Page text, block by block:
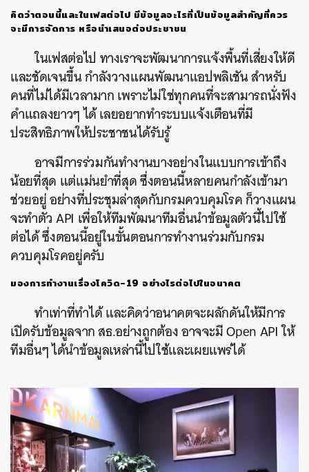
คิดว่าตอนนี้และในเฟสต่อไป มีข้อมูลอะไรที่เป็นข้อมูลสำคัญที่ควร
จะมีการจัดการ หรือนำเสนอต่อประชาชน
ในเฟสต่อไป ทางเราจะพัฒนาการแจ้งพื้นที่เสี่ยงให้ดี
และชัดเจนขึ้น กำลังวางแผนพัฒนาแอปพลิเชัน สำหรับ
คนที่ไม่ได้มีเวลามาก เพราะไม่ใช่ทุกคนที่จะสามารถนั่งฟัง
คำแถลงยาวๆ ได้ เลยอยากทำระบบแจ้งเตือนที่มี
ประสิทธิภาพให้ประชาชนได้รับรู้
อาจมีการร่วมกันทำงานบางอย่างในแบบการเข้าถึง
น้อยที่สุด แต่แม่นยำที่สุด ซึ่งตอนนี้หลายคนกำลังเข้ามา
ช่วยอยู่ อย่างที่ประชุมล่าสุดกับกรมควบคุมโรค ก็วางแผน
จะทำตัว API เพื่อให้ทีมพัฒนาทีมอื่นนำข้อมูลตัวนี้ไปใช้
ต่อได้ ซึ่งตอนนี้อยู่ในขั้นตอนการทำงานร่วมกับกรม
ควบคุมโรคอยู่ครับ
มองการทำงานเรื่องโควิด-19 อย่างไรต่อไปในอนาคต
ทำเท่าที่ทำได้ และคิดว่าอนาคตจะผลักดันให้มีการ
เปิดรับข้อมูลจาก สธ.อย่างถูกต้อง อาจจะมี Open API ให้
ทีมอื่นๆ ได้นำข้อมูลเหล่านี้ไปใช้และเผยแพร่ได้